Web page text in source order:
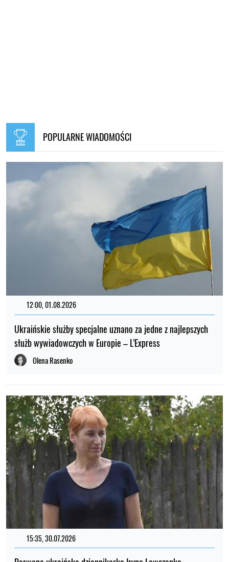
POPULARNE WIADOMOŚCI
12:00, 01.08.2026
Ukraińskie służby specjalne uznano za jedne z najlepszych
służb wywiadowczych w Europie – L'Express
Olena Rasenko
15:35, 30.07.2026